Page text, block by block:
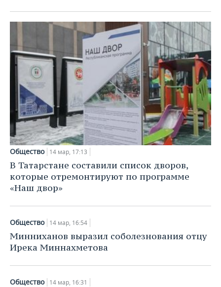
Общество 14 мар, 17:13
В Татарстане составили список дворов,
которые отремонтируют по программе
«Наш двор»
Общество 14 мар, 16:54
Минниханов выразил соболезнования отцу
Ирека Миннахметова
Общество 14 мар, 16:31